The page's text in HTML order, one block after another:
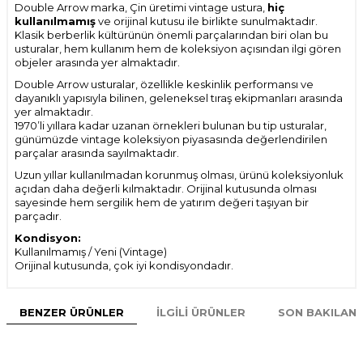
Double Arrow marka, Çin üretimi vintage ustura, hiç
kullanılmamışve orijinal kutusu ile birlikte sunulmaktadır.
Klasik berberlik kültürünün önemli parçalarından biri olan bu
usturalar, hem kullanım hem de koleksiyon açısından ilgi gören
objeler arasında yer almaktadır.
Double Arrow usturalar, özellikle keskinlik performansı ve
dayanıklı yapısıyla bilinen, geleneksel tıraş ekipmanları arasında
yer almaktadır.
1970’li yıllara kadar uzanan örnekleri bulunan bu tip usturalar,
günümüzde vintage koleksiyon piyasasında değerlendirilen
parçalar arasında sayılmaktadır.
Uzun yıllar kullanılmadan korunmuş olması, ürünü koleksiyonluk
açıdan daha değerli kılmaktadır. Orijinal kutusunda olması
sayesinde hem sergilik hem de yatırım değeri taşıyan bir
parçadır.
Kondisyon:
Kullanılmamış / Yeni (Vintage)
Orijinal kutusunda, çok iyi kondisyondadır.
BENZER ÜRÜNLER İLGILI ÜRÜNLER SON